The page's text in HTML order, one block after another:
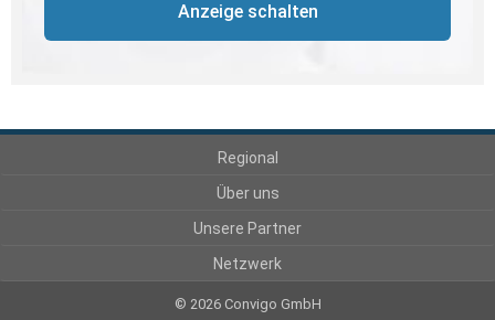
Anzeige schalten
Regional
Über uns
Unsere Partner
Netzwerk
© 2026 Convigo GmbH